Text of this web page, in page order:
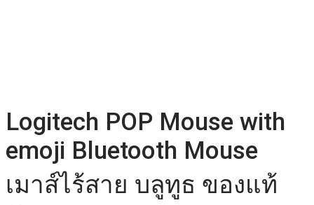
Logitech POP Mouse with
emoji Bluetooth Mouse
เมาส์ไร้สาย บลูทูธ ของแท้